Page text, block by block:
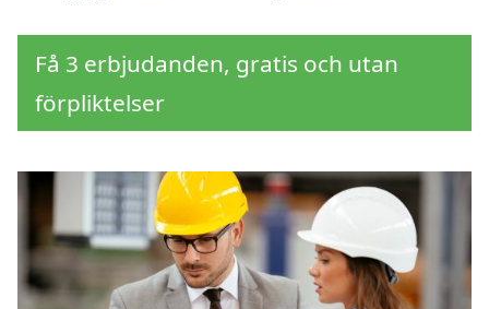
Få 3 erbjudanden, gratis och utan
förpliktelser